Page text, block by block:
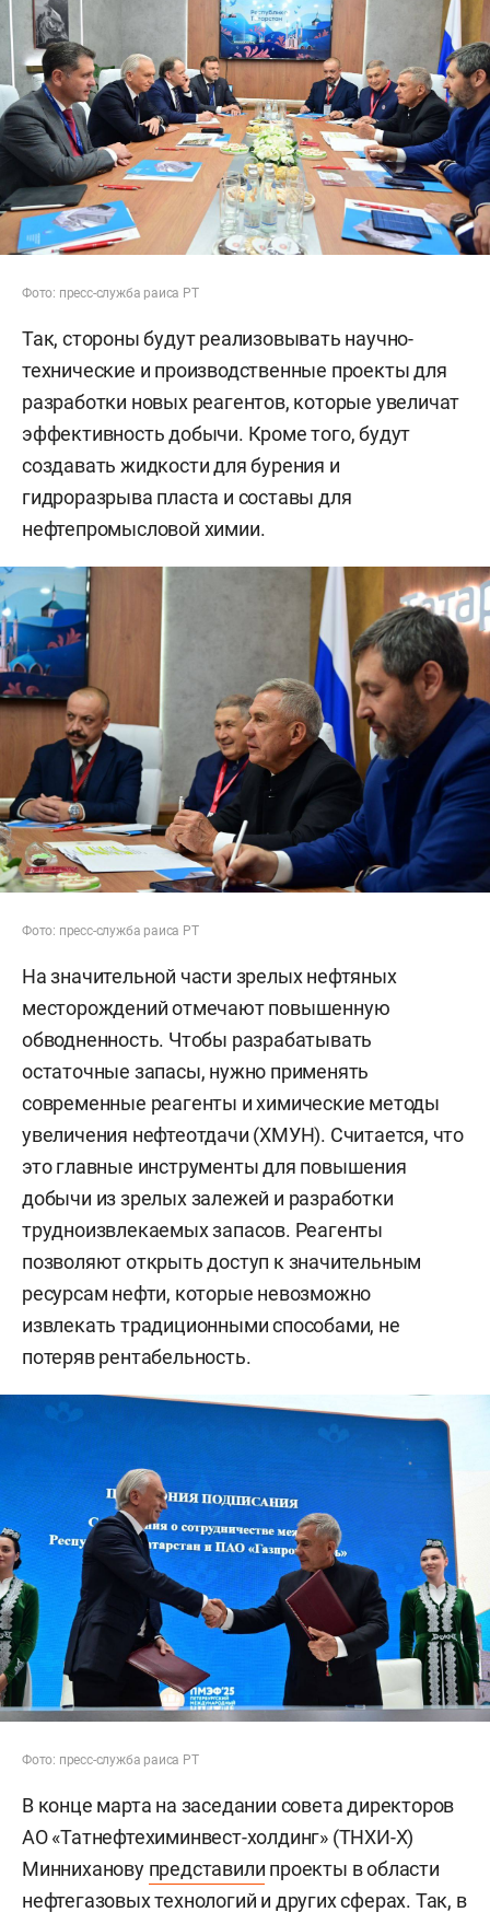
Фото: пресс-служба раиса РТ
Так, стороны будут реализовывать научно-
технические и производственные проекты для
разработки новых реагентов, которые увеличат
эффективность добычи. Кроме того, будут
создавать жидкости для бурения и
гидроразрыва пласта и составы для
нефтепромысловой химии.
Фото: пресс-служба раиса РТ
На значительной части зрелых нефтяных
месторождений отмечают повышенную
обводненность. Чтобы разрабатывать
остаточные запасы, нужно применять
современные реагенты и химические методы
увеличения нефтеотдачи (ХМУН). Считается, что
это главные инструменты для повышения
добычи из зрелых залежей и разработки
трудноизвлекаемых запасов. Реагенты
позволяют открыть доступ к значительным
ресурсам нефти, которые невозможно
извлекать традиционными способами, не
потеряв рентабельность.
Фото: пресс-служба раиса РТ
В конце марта на заседании совета директоров
АО «Татнефтехиминвест-холдинг» (ТНХИ-Х)
Минниханову представили проекты в области
нефтегазовых технологий и других сферах. Так, в